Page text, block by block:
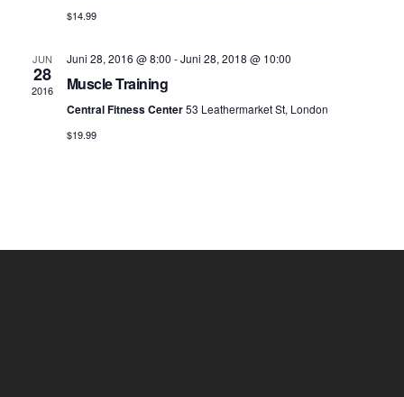
$14.99
JUN
28
2016
Juni 28, 2016 @ 8:00 -Juni 28, 2018 @ 10:00
Muscle Training
Central Fitness Center53 Leathermarket St, London
$19.99